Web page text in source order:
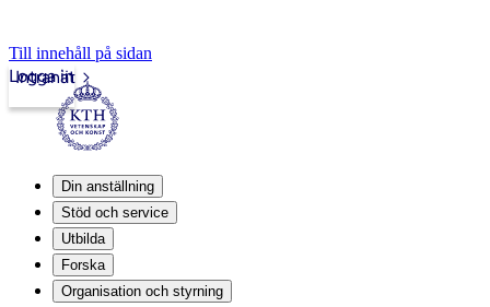
Till innehåll på sidan
Intranät
Logga in
Din anställning
Stöd och service
Utbilda
Forska
Organisation och styrning